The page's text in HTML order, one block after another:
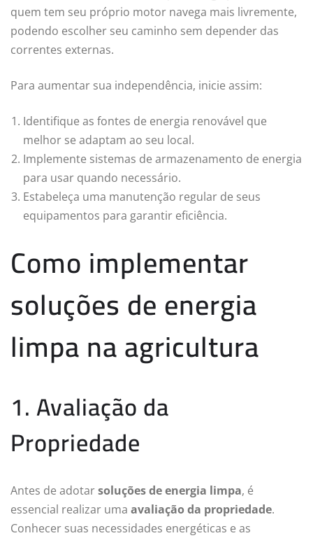
quem tem seu próprio motor navega mais livremente,
podendo escolher seu caminho sem depender das
correntes externas.
Para aumentar sua independência, inicie assim:
Identifique as fontes de energia renovável que
melhor se adaptam ao seu local.
Implemente sistemas de armazenamento de energia
para usar quando necessário.
Estabeleça uma manutenção regular de seus
equipamentos para garantir eficiência.
Como implementar
soluções de energia
limpa na agricultura
1. Avaliação da
Propriedade
Antes de adotarsoluções de energia limpa, é
essencial realizar uma avaliação da propriedade.
Conhecer suas necessidades energéticas e as